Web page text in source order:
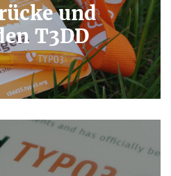
und
T3DD